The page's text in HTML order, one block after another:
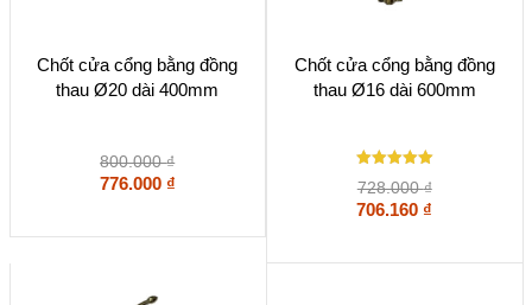
Chốt cửa cổng bằng đồng
thau Ø20 dài 400mm
800.000₫
776.000 ₫
Chốt cửa cổng bằng đồng
thau Ø16 dài 600mm
Được xếp
hạng
5.00
728.000₫
706.160 ₫